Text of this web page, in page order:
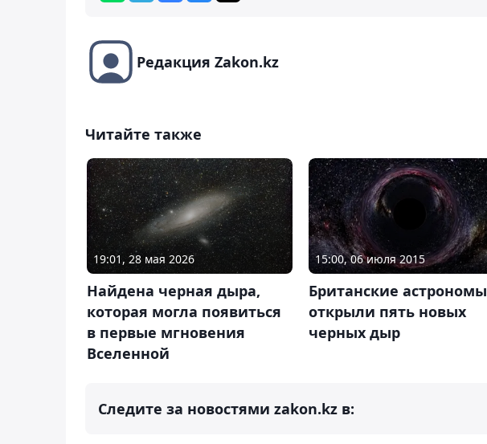
Редакция Zakon.kz
Читайте также
19:01, 28 мая 2026
Найдена черная дыра,
которая могла появиться
в первые мгновения
Вселенной
15:00, 06 июля 2015
Британские астрономы
открыли пять новых
черных дыр
Следите за новостями zakon.kz в: